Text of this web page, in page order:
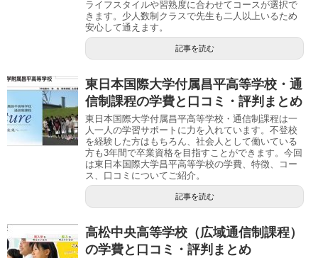
ライフスタイルや習熟度に合わせてコースが選択で
きます。少人数制クラスで先生も二人以上いるため
安心して通えます。
記事を読む
東日本国際大学付属昌平高等学校・通
信制課程の学費と口コミ・評判まとめ
東日本国際大学付属昌平高等学校・通信制課程は一
人一人の学習サポートに力を入れています。不登校
を経験した方はもちろん、社会人として働いている
方も3年間で卒業資格を目指すことができます。今回
は東日本国際大学昌平高等学校の学費、特徴、コー
ス、口コミについてご紹介。
記事を読む
高松中央高等学校（広域通信制課程）
の学費と口コミ・評判まとめ